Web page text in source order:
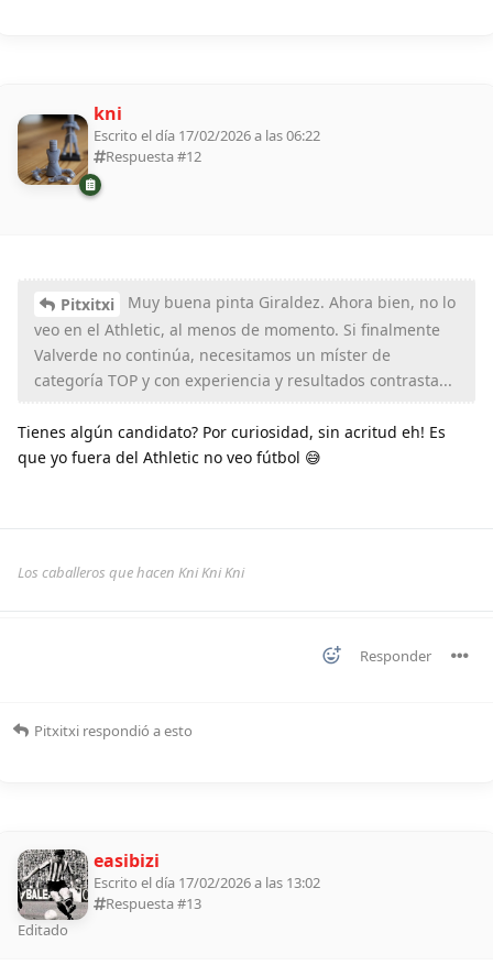
kni
Escrito el día 17/02/2026 a las 06:22
Respuesta #12
Pitxitxi
Muy buena pinta Giraldez. Ahora bien, no lo
veo en el Athletic, al menos de momento. Si finalmente
Valverde no continúa, necesitamos un míster de
categoría TOP y con experiencia y resultados contrasta...
Tienes algún candidato? Por curiosidad, sin acritud eh! Es
que yo fuera del Athletic no veo fútbol 😅
Los caballeros que hacen Kni Kni Kni
Responder
Pitxitxi respondió a esto
easibizi
Escrito el día 17/02/2026 a las 13:02
Respuesta #13
Editado